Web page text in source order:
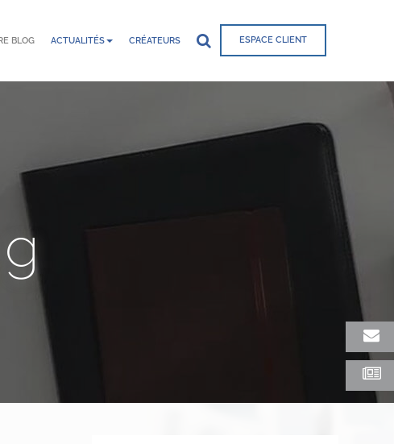
BLOG ACTUALITÉS CRÉATEURS ESPACE CLIENT